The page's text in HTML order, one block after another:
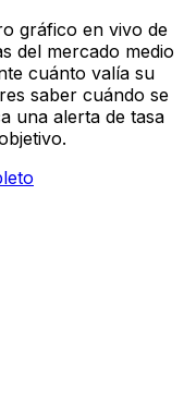
gráfico en vivo de
del mercado medio
cuánto valía su
saber cuándo se
una alerta de tasa